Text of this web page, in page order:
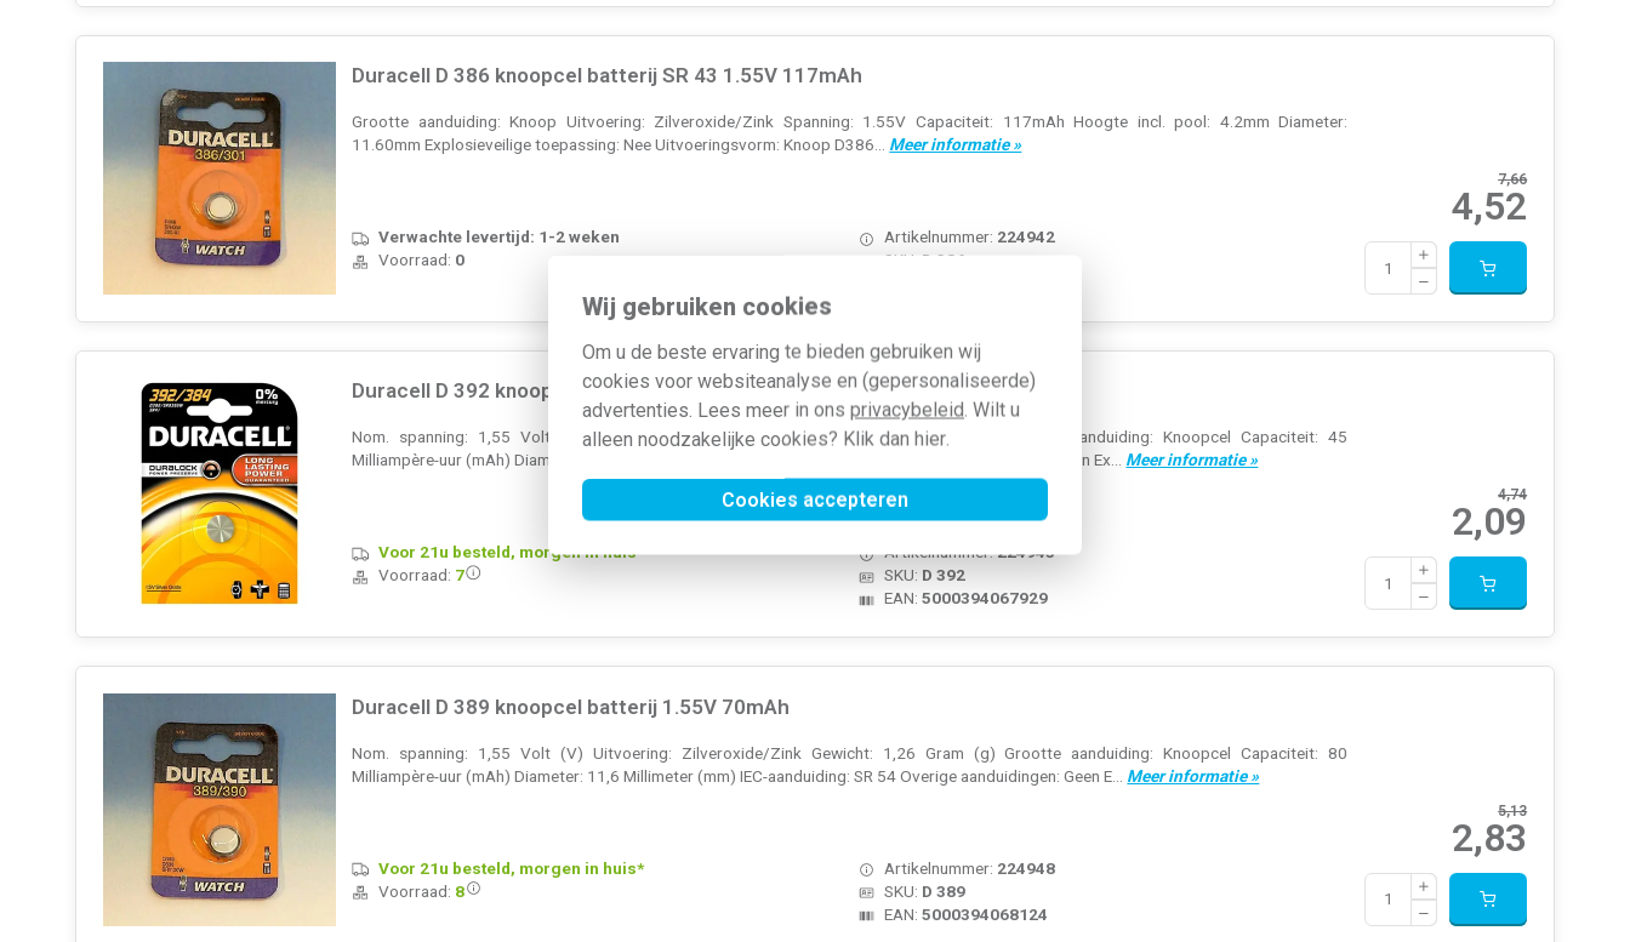
Wij gebruiken cookies
Om u de beste ervaring te bieden gebruiken wij
cookies voor websiteanalyse en (gepersonaliseerde)
advertenties. Lees meer in ons privacybeleid. Wilt u
alleen noodzakelijke cookies? Klik dan hier.
Cookies accepteren
Duracell D 386 knoopcel batterij SR 43 1.55V 117mAh
Grootte aanduiding: Knoop Uitvoering: Zilveroxide/Zink Spanning: 1.55V Capaciteit: 117mAh Hoogte incl. pool: 4.2mm Diameter:
11.60mm Explosieveilige toepassing: Nee Uitvoeringsvorm: Knoop D386... Meer informatie »
7,66
4,52
Artikelnummer: 224942
SKU: D 386
Verwachte levertijd: 1-2 weken
Voorraad: 0
Duracell D 392 knoopcel batterij SR 41 1.55V 42mAh
Nom. spanning: 1,55 Volt (V) Uitvoering: Zilveroxide/Zink Gewicht: 0,65 Gram (g) Grootte aanduiding: Knoopcel Capaciteit: 45
Milliampère-uur (mAh) Diameter: 7,9 Millimeter (mm) IEC-aanduiding: SR 41 Overige aanduidingen: Geen Ex... Meer informatie »
4,74
2,09
Artikelnummer:224943
SKU: D 392
EAN:5000394067929
Voor 21u besteld, morgen in huis*
Voorraad: 7
Duracell D 389 knoopcel batterij 1.55V 70mAh
Nom. spanning: 1,55 Volt (V) Uitvoering: Zilveroxide/Zink Gewicht: 1,26 Gram (g) Grootte aanduiding: Knoopcel Capaciteit: 80
Milliampère-uur (mAh) Diameter: 11,6 Millimeter (mm) IEC-aanduiding: SR 54 Overige aanduidingen: Geen E... Meer informatie »
5,13
2,83
Artikelnummer: 224948
SKU: D 389
EAN:5000394068124
Voor 21u besteld, morgen in huis*
Voorraad: 8